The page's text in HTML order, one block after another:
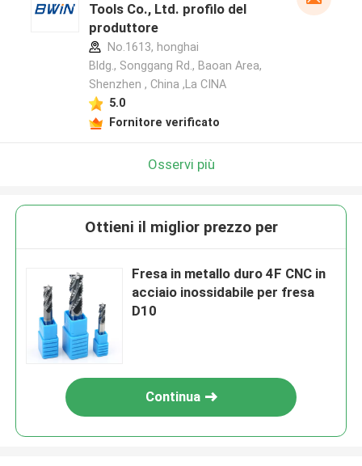
Tools Co., Ltd. profilo del
produttore
No.1613, honghai
Bldg., Songgang Rd., Baoan Area,
Shenzhen , China ,La CINA
5.0
Fornitore verificato
Osservi più
Ottieni il miglior prezzo per
Fresa in metallo duro 4F CNC in
acciaio inossidabile per fresa
D10
Continua